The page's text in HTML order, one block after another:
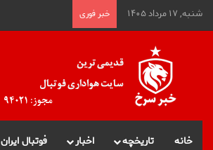
شنبه, ۱۷ مرداد ۱۴۰۵ خبر فوری
خانه تاریخچه اخبار فوتبال ایران